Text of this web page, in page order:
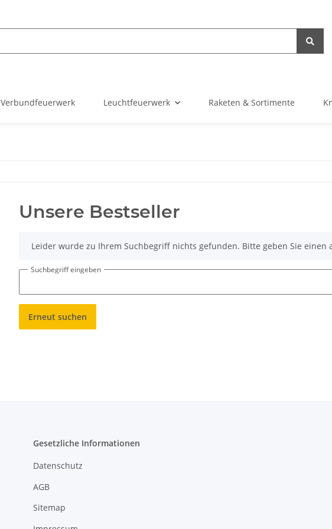
Verbundfeuerwerk Leuchtfeuerwerk Raketen & Sortimente
Unsere Bestseller
xLeider wurde zu Ihrem Suchbegriff nichts gefunden. Bitte geben Sie einen
Suchbegriff eingeben
Erneut suchen
Gesetzliche Informationen
Datenschutz
AGB
Sitemap